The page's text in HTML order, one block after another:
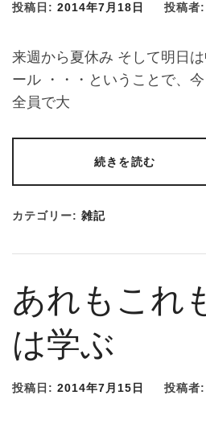
投稿日: 2014年7月18日 投稿者:
来週から夏休み そして明日
ール ・・・ということで、
全員で大
続きを読む
カテゴリー: 雑記
あれもこれ
は学ぶ
投稿日: 2014年7月15日 投稿者: